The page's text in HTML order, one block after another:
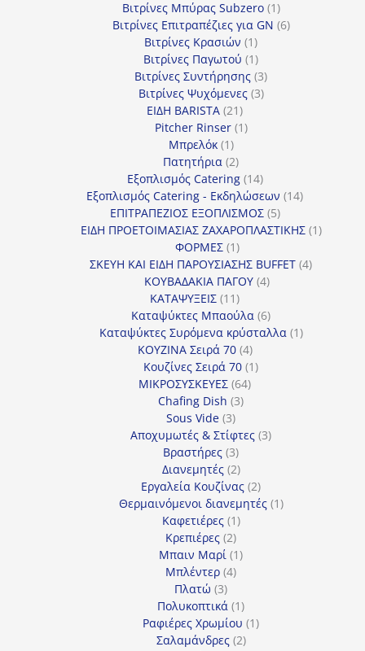
προϊόντα
Βιτρίνες Mπύρας Subzero 11
προϊόν
Βιτρίνες Επιτραπέζιες για GN 66
Βιτρίνες Κρασιών 11
προϊόν
Βιτρίνες Παγωτού 11
προϊόν
Βιτρίνες Συντήρησης 33
προϊόντα
Βιτρίνες Ψυχόμενες 33
ΕΙΔΗ BARISTA 2121
προϊόντα
Pitcher Rinser 11
Μπρελόκ 11
προϊόν
Πατητήρια 22
προϊόντα
Εξοπλισμός Catering 1414
προϊόντα
Εξοπλισμός Catering - Εκδηλώσεων 1414
ΕΠΙΤΡΑΠΕΖΙΟΣ ΕΞΟΠΛΙΣΜΟΣ 55
προϊόντα
ΕΙΔΗ ΠΡΟΕΤΟΙΜΑΣΙΑΣ ΖΑΧΑΡΟΠΛΑΣΤΙΚΗΣ 11
ΦΟΡΜΕΣ 11
προϊόν
ΣΚΕΥΗ ΚΑΙ ΕΙΔΗ ΠΑΡΟΥΣΙΑΣΗΣ BUFFET 44
ΚΟΥΒΑΔΑΚΙΑ ΠΑΓΟΥ 44
ΚΑΤΑΨΥΞΕΙΣ 1111
προϊόντα
Καταψύκτες Μπαούλα 66
προϊόντα
Καταψύκτες Συρόμενα κρύσταλλα 11
ΚΟΥΖΙΝΑ Σειρά 70 44
προϊόντα
Κουζίνες Σειρά 70 11
ΜΙΚΡΟΣΥΣΚΕΥΕΣ 6464
Chafing Dish 33
Sous Vide 33
προϊόντα
Αποχυμωτές & Στίφτες 33
Βραστήρες 33
προϊόντα
Διανεμητές 22
προϊόντα
Εργαλεία Κουζίνας 22
προϊόντα
Θερμαινόμενοι διανεμητές 11
Καφετιέρες 11
προϊόν
Κρεπιέρες 22
προϊόντα
Μπαιν Μαρί 11
Μπλέντερ 44
Πλατώ 33
προϊόντα
Πολυκοπτικά 11
προϊόν
Ραφιέρες Χρωμίου 11
Σαλαμάνδρες 22